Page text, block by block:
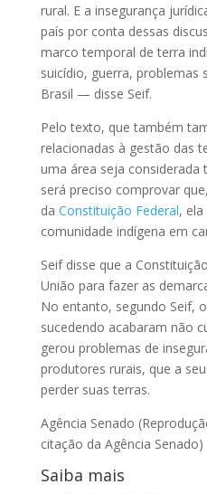
rural. E a insegurança
país por conta dessas
marco temporal de terra
suicídio, guerra, problemas
Brasil — disse Seif.
Pelo texto, que também
relacionadas à gestão das
uma área seja considerada
será preciso comprovar
da Constituição Federal,
comunidade indígena em
Seif disse que a
União para fazer as
No entanto, segundo Seif,
sucedendo acabaram não
gerou problemas de
produtores rurais, que a
perder suas terras.
Agência Senado
citação da Agência Senado)
Saiba mais